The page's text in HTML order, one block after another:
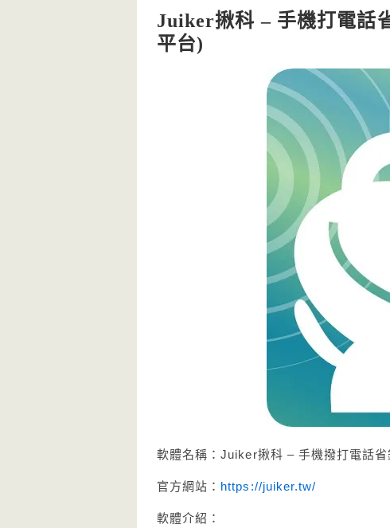
Juiker揪科 – 手機打電話
平台)
軟體名稱：Juiker揪科 – 手機撥打電話
官方網站： https://juiker.tw/
軟體介紹：